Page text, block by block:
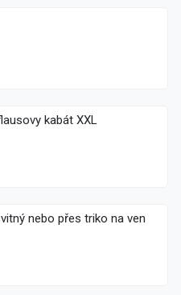
kabát XXL
nebo přes triko na ven